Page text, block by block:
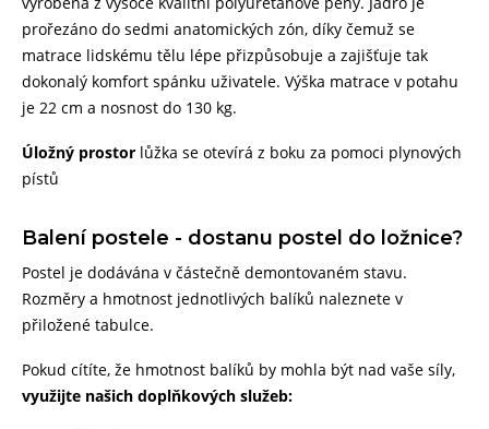
prořezáno do sedmi anatomických zón, díky čemuž se
matrace lidskému tělu lépe přizpůsobuje a zajišťuje tak
dokonalý komfort spánku uživatele. Výška matrace v potahu
je 22 cm a nosnost do 130 kg.
Úložný prostor lůžka se otevírá z boku za pomoci plynových
pístů
Balení postele - dostanu postel do ložnice?
Postel je dodávána v částečně demontovaném stavu.
Rozměry a hmotnost jednotlivých balíků naleznete v
přiložené tabulce.
Pokud cítíte, že hmotnost balíků by mohla být nad vaše síly,
využijte našich doplňkových služeb: